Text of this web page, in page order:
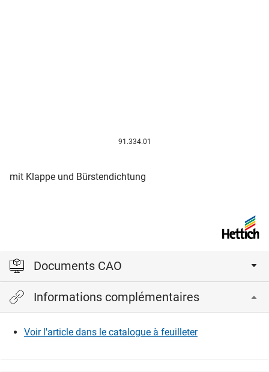
91.334.01
mit Klappe und Bürstendichtung
Documents CAO
Veuillez vous connecter pour afficher et télécharger les
fichiers CAD.
Connexion
Informations complémentaires
Voir l'article dans le catalogue à feuilleter